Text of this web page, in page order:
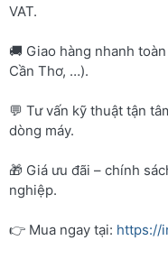
VAT.
🚚 Giao hàng nhanh
Cần Thơ, …).
💬 Tư vấn kỹ thuật tận
dòng máy.
🎁 Giá ưu đãi – chính
nghiệp.
👉 Mua ngay tại: https://